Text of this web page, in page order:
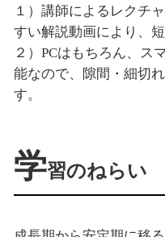
１）講師によるレクチ
すい解説動画により、
２）PCはもちろん、ス
能なので、隙間・細切
す。
学習のねらい